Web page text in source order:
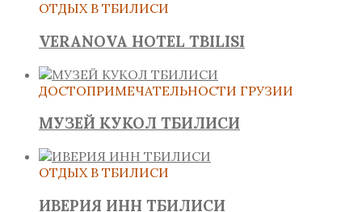
ОТДЫХ В ТБИЛИСИ
VERANOVA HOTEL TBILISI
ДОСТОПРИМЕЧАТЕЛЬНОСТИ ГРУЗИИ
МУЗЕЙ КУКОЛ ТБИЛИСИ
ОТДЫХ В ТБИЛИСИ
ИВЕРИЯ ИНН ТБИЛИСИ